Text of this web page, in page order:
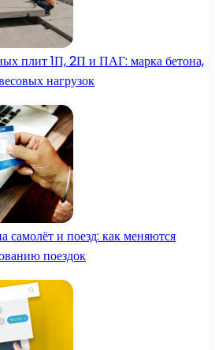
плит 1П, 2П и ПАГ: марка бетона,
нагрузок
самолёт и поезд: как меняются
поездок